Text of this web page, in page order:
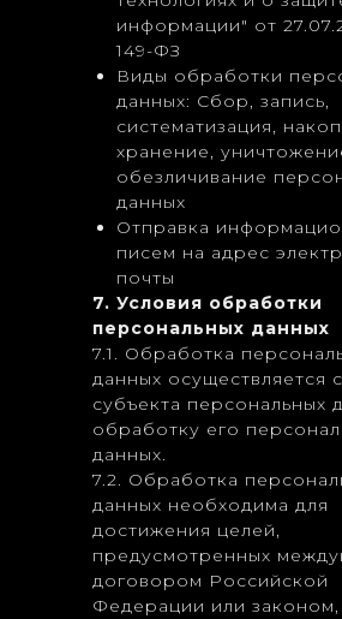
информации" от
149-ФЗ
Виды обработки
данных: Сбор, запись,
систематизация,
хранение,
обезличивание
данных
Отправка
писем на адрес
почты
7. Условия обработки
персональных данных
7.1. Обработка
данных осуществляется
субъекта персональных
обработку его
данных.
7.2. Обработка
данных необходима для
достижения целей,
предусмотренных
договором Российской
Федерации или законом,